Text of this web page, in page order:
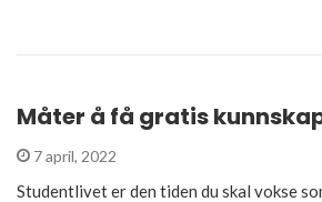
Måter å få gratis
7 april, 2022
Studentlivet er den tiden du skal vokse